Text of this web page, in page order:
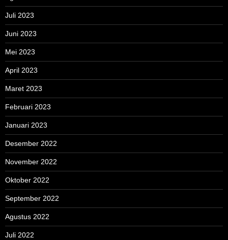
Juli 2023
Juni 2023
Mei 2023
April 2023
Maret 2023
Februari 2023
Januari 2023
Desember 2022
November 2022
Oktober 2022
September 2022
Agustus 2022
Juli 2022